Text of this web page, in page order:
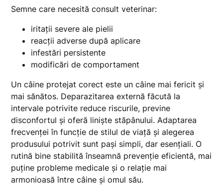
Semne care necesită consult veterinar:
iritații severe ale pielii
reacții adverse după aplicare
infestări persistente
modificări de comportament
Un câine protejat corect este un câine mai fericit și
mai sănătos. Deparazitarea externă făcută la
intervale potrivite reduce riscurile, previne
disconfortul și oferă liniște stăpânului. Adaptarea
frecvenței în funcție de stilul de viață și alegerea
produsului potrivit sunt pași simpli, dar esențiali. O
rutină bine stabilită înseamnă prevenție eficientă, mai
puține probleme medicale și o relație mai
armonioasă între câine și omul său.